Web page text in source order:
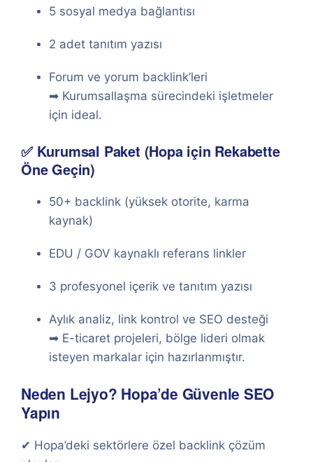
5 sosyal medya bağlantısı
2 adet tanıtım yazısı
Forum ve yorum backlink’leri
➡ Kurumsallaşma sürecindeki işletmeler
için ideal.
✅ Kurumsal Paket (Hopa için Rekabette
Öne Geçin)
50+ backlink (yüksek otorite, karma
kaynak)
EDU / GOV kaynaklı referans linkler
3 profesyonel içerik ve tanıtım yazısı
Aylık analiz, link kontrol ve SEO desteği
➡ E-ticaret projeleri, bölge lideri olmak
isteyen markalar için hazırlanmıştır.
Neden Lejyo? Hopa’de Güvenle SEO
Yapın
✔ Hopa’deki sektörlere özel backlink çözüm